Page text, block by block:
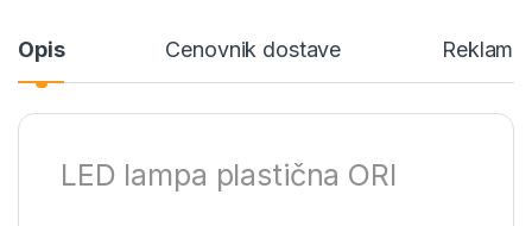
Opis Cenovnik dostave
LED lampa plastična ORI